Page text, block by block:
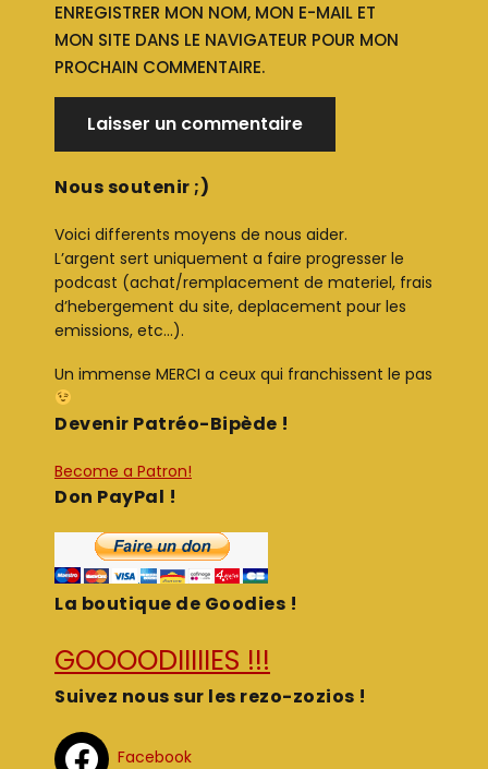
ENREGISTRER MON NOM, MON E-MAIL ET
MON SITE DANS LE NAVIGATEUR POUR MON
PROCHAIN COMMENTAIRE.
Nous soutenir ;)
Voici differents moyens de nous aider.
L’argent sert uniquement a faire progresser le
podcast (achat/remplacement de materiel, frais
d’hebergement du site, deplacement pour les
emissions, etc…).
Un immense MERCI a ceux qui franchissent le pas
Devenir Patréo-Bipède !
Become a Patron!
Don PayPal !
La boutique de Goodies !
GOOOODIIIIIES !!!
Suivez nous sur les rezo-zozios !
Facebook